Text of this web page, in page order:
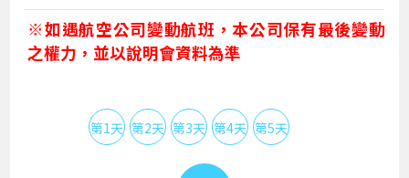
※如遇航空公司變動航班，本公司保有最後變動
之權力，並以說明會資料為準
第1天 第2天 第3天 第4天 第5天